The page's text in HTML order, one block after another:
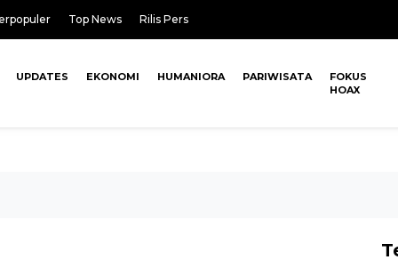
Top News Rilis Pers
UPDATES EKONOMI HUMANIORA PARIWISATA
FOKUS
HOAX